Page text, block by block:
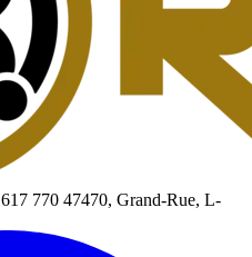
617 770 47470, Grand-Rue, L-